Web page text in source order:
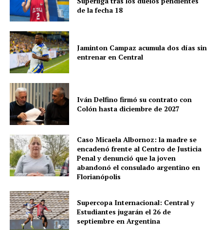
de la fecha 18
Jaminton Campaz acumula dos días sin
entrenar en Central
Iván Delfino firmó su contrato con
Colón hasta diciembre de 2027
Caso Micaela Albornoz: la madre se
encadenó frente al Centro de Justicia
Penal y denunció que la joven
abandonó el consulado argentino en
Florianópolis
Supercopa Internacional: Central y
Estudiantes jugarán el 26 de
septiembre en Argentina